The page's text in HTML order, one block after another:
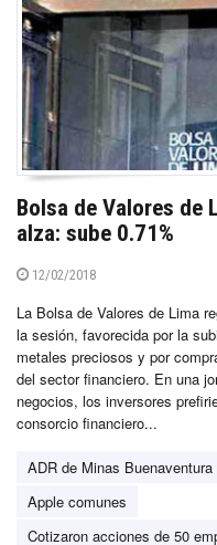
Bolsa de Valores de
alza: sube 0.71%
12/02/2018
La Bolsa de Valores de Lima
la sesión, favorecida por la
metales preciosos y por
del sector financiero. En una
negocios, los inversores
consorcio financiero...
ADR de Minas
Apple comunes
Cotizaron acciones de 50